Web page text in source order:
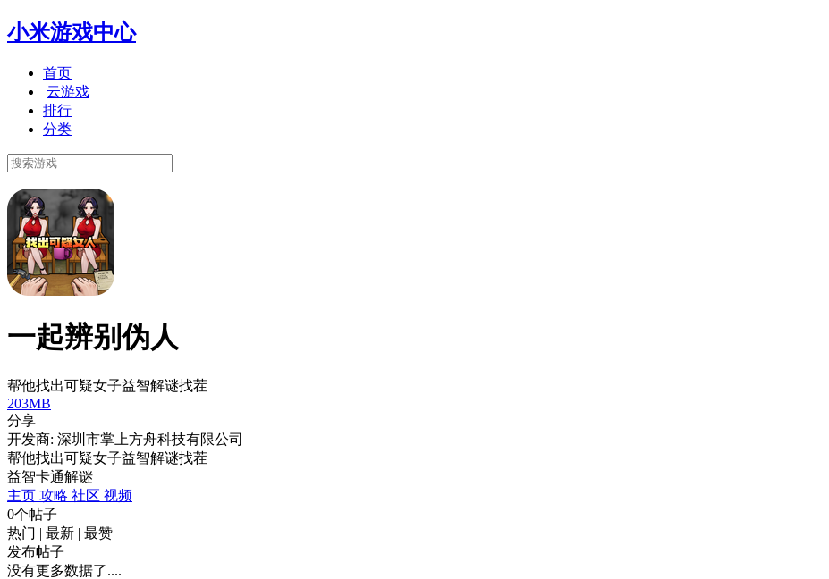
小米游戏中心
首页
云游戏
排行
分类
一起辨别伪人
帮他找出可疑女子益智解谜找茬
203MB
分享
开发商: 深圳市掌上方舟科技有限公司
帮他找出可疑女子益智解谜找茬
益智卡通解谜
主页 攻略 社区 视频
0个帖子
热门 | 最新 | 最赞
发布帖子
没有更多数据了....